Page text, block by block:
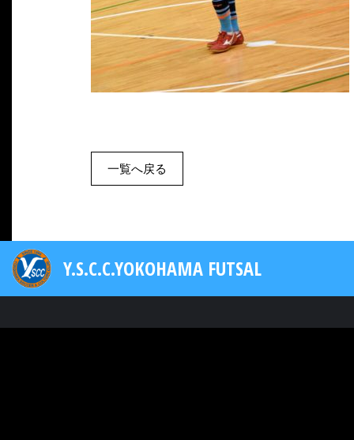
一覧へ戻る
Y.S.C.C.YOKOHAMA FUTSAL